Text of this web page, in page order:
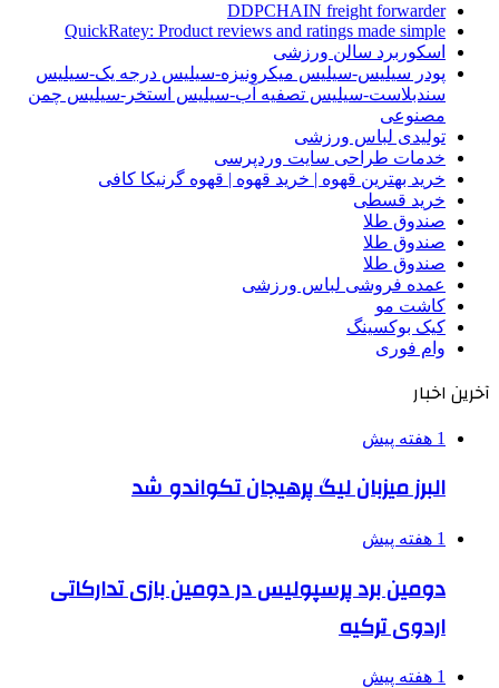
DDPCHAIN freight forwarder
QuickRatey: Product reviews and ratings made simple
اسکوربرد سالن ورزشی
پودر سیلیس-سیلیس میکرونیزه-سیلیس درجه یک-سیلیس
سندبلاست-سیلیس تصفیه آب-سیلیس استخر-سیلیس چمن
مصنوعی
تولیدی لباس ورزشی
خدمات طراحی سایت وردپرسی
خرید بهترین قهوه | خرید قهوه | قهوه گرنیکا کافی
خرید قسطی
صندوق طلا
صندوق طلا
صندوق طلا
عمده فروشی لباس ورزشی
کاشت مو
کیک بوکسینگ
وام فوری
آخرین اخبار
1 هفته پیش
البرز میزبان لیگ پرهیجان تکواندو شد
1 هفته پیش
دومین برد پرسپولیس در دومین بازی تدارکاتی
اردوی ترکیه
1 هفته پیش